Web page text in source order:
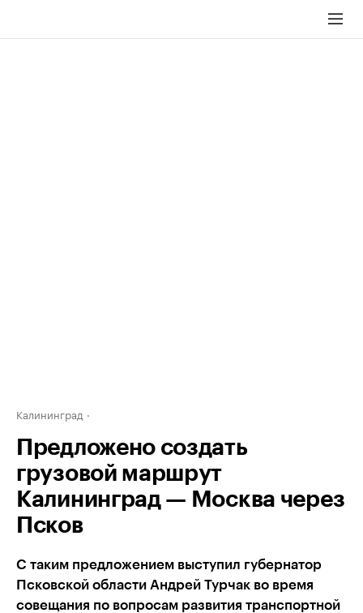
Калининград
Предложено создать
грузовой маршрут
Калининград — Москва через
Псков
С таким предложением выступил губернатор
Псковской области Андрей Турчак во время
совещания по вопросам развития транспортной